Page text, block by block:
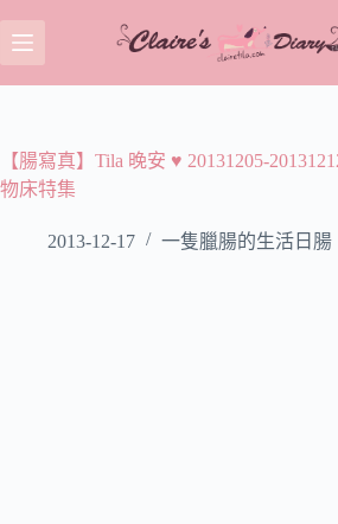
至
主
容【腸寫真】Tila 晚安 ♥ 20131205-
物床特集
2013-12-17 一隻臘腸的生活日腸